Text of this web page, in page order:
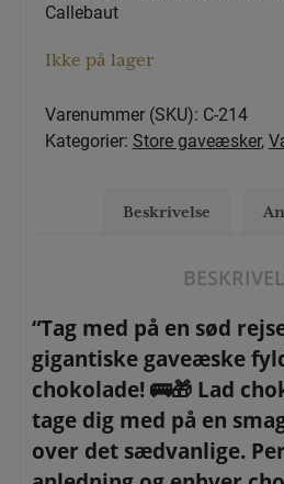
Callebaut
Ikke på lager
Varenummer (SKU): C-214
Kategorier: Store gaveæsker,
Beskrivelse
“Tag med på en sød
gigantiske gaveæske
chokolade! 🚌🎁 Lad
tage dig med på en
over det sædvanlige.